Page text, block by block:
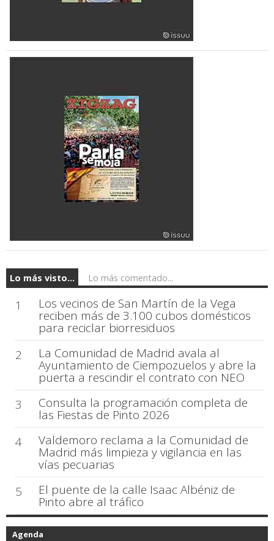
Lo más visto... Lo más comentado...
1 Los vecinos de San Martín de la Vega
reciben más de 3.100 cubos domésticos
para reciclar biorresiduos
2
La Comunidad de Madrid avala al
Ayuntamiento de Ciempozuelos y abre la
puerta a rescindir el contrato con NEO
3
Consulta la programación completa de
las Fiestas de Pinto 2026
4
Valdemoro reclama a la Comunidad de
Madrid más limpieza y vigilancia en las
vías pecuarias
5
El puente de la calle Isaac Albéniz de
Pinto abre al tráfico
Agenda